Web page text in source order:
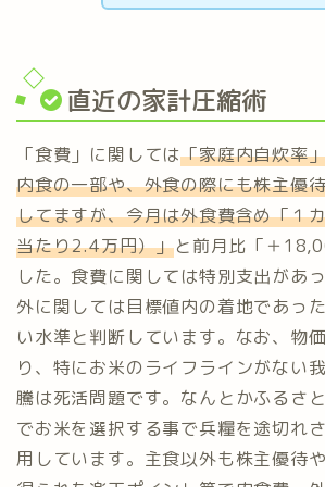
直近の家計圧縮術
「食費」に関しては「家庭内自炊率
内食の一部や、外食の際にも株主優
してますが、今月は外食費含め「１
当たり2.4万円）」と前月比「＋
した。食費に関しては特別支出があ
外に関しては目標値内の着地であっ
い水準と判断しています。なお、物
り、特にお米のライフラインがない
騰は死活問題です。なんとかふるさ
でお米を選択する事で兵糧を途切れ
用しています。主食以外も株主優待